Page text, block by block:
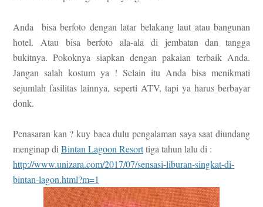
Anda bisa berfoto dengan latar belakang laut atau bangunan
hotel. Atau bisa berfoto ala-ala di jembatan dan tangga
bukitnya. Pokoknya siapkan dengan pakaian terbaik Anda.
Jangan salah kostum ya ! Selain itu Anda bisa menikmati
sejumlah fasilitas lainnya, seperti ATV, tapi ya harus berbayar
donk.
Penasaran kan ? kuy baca dulu pengalaman saya saat diundang
menginap di Bintan Lagoon Resorttiga tahun lalu di :
http://www.unizara.com/2017/07/sensasi-liburan-singkat-di-
bintan-lagon.html?m=1